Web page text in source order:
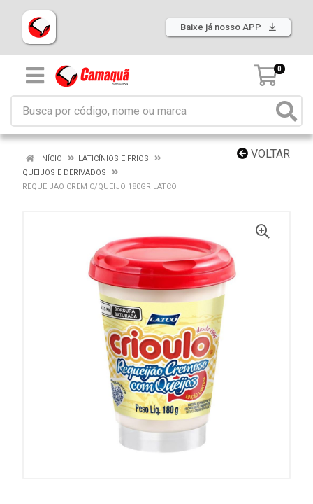
Baixe já nosso APP
0
VOLTAR
INÍCIO
LATICÍNIOS E FRIOS
QUEIJOS E DERIVADOS
REQUEIJAO CREM C/QUEIJO 180GR LATCO